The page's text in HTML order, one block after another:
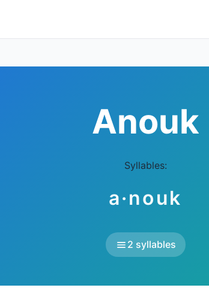
Anouk
Syllables:
a·nouk
2 syllables